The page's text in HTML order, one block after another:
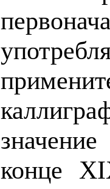
конце